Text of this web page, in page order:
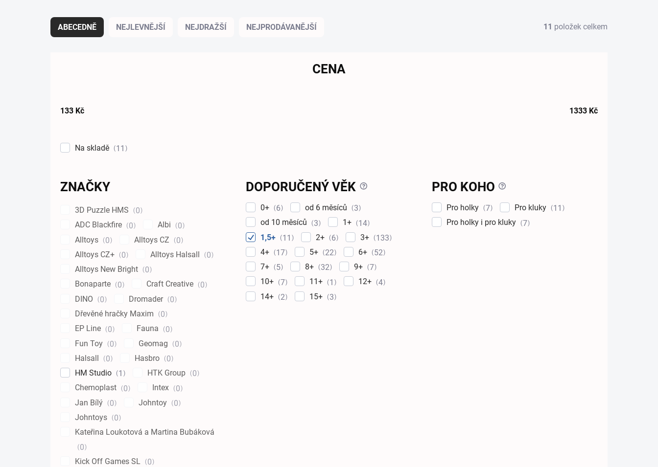
ABECEDNĚ NEJLEVNĚJŠÍ NEJDRAŽŠÍ NEJPRODÁVANĚJŠÍ 11 položek celkem
CENA
133 Kč 1333 Kč
Na skladě 11
ZNAČKY
3D Puzzle HMS
0
ADC Blackfire
0 Albi
0
Alltoys
0 Alltoys CZ
0
Alltoys CZ+
0 Alltoys Halsall
0
Alltoys New Bright
0
Bonaparte
0 Craft Creative
0
DINO
0 Dromader
0
Dřevěné hračky Maxim
0
EP Line
0 Fauna
0
Fun Toy
0 Geomag
0
Halsall
0 Hasbro
0
HM Studio
1 HTK Group
0
Chemoplast
0 Intex
0
Jan Bílý
0 Johntoy
0
Johntoys
0
Kateřina Loukotová a Martina Bubáková
0
Kick Off Games SL
0
DOPORUČENÝ VĚK ?
0+ 6 od 6 měsíců
3
od 10 měsíců
3 1+
14
1,5+
11 2+ 6 3+
133
4+
17 5+ 22 6+
52
7+
5 8+ 32 9+
7
10+
7 11+ 1 12+
4
14+
2 15+ 3
PRO KOHO ?
Pro holky 7 Pro kluky
11
Pro holky i pro kluky
7